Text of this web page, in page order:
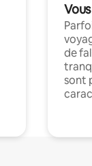
de
sont